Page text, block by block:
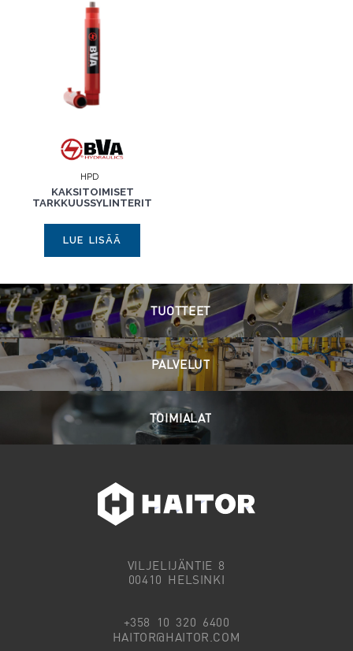
HPD
KAKSITOIMISET
TARKKUUSSYLINTERIT
LUE LISÄÄ
TUOTTEET
PALVELUT
TOIMIALAT
VILJELIJÄNTIE 8
00410 HELSINKI
+358 10 320 6400
HAITOR@HAITOR.COM